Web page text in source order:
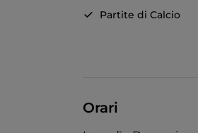
Partite di Calcio
Orari